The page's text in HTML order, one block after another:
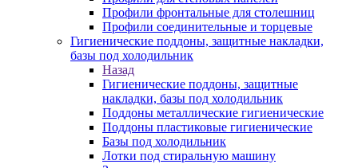
Профили фронтальные для столешниц
Профили соединительные и торцевые
Гигиенические поддоны, защитные накладки,
базы под холодильник
Назад
Гигиенические поддоны, защитные
накладки, базы под холодильник
Поддоны металлические гигиенические
Поддоны пластиковые гигиенические
Базы под холодильник
Лотки под стиральную машину